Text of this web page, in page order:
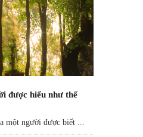
được hiểu như thế
một người được biết ...